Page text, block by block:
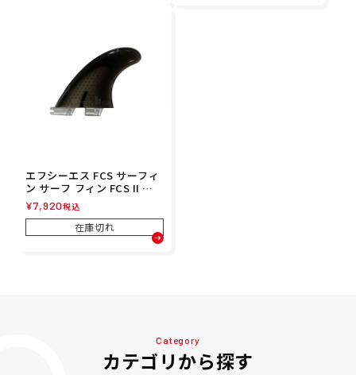
エフシーエス FCS サーフィ
ン サーフ フィン FCS II ソ
フトフレックス スラスター
セット M FSFT-SF01-MD-T
¥7,920税込
在庫切れ
Category
カテゴリから探す